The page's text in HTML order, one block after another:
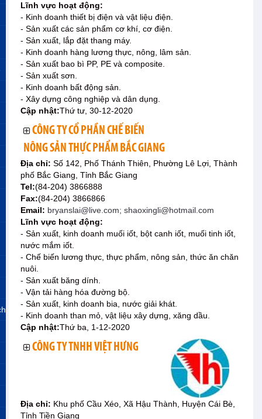
Lĩnh vực hoạt động:
- Kinh doanh thiết bị điện và vật liệu điện.
- Sản xuất các sản phẩm cơ khí, cơ điện.
- Sản xuất, lắp đặt thang máy.
- Kinh doanh hàng lương thực, nông, lâm sản.
- Sản xuất bao bì PP, PE và composite.
- Sản xuất sơn.
- Kinh doanh bất động sản.
- Xây dựng công nghiệp và dân dụng.
Cập nhật:Thứ tư, 30-12-2020
CÔNG TY CỔ PHẦN CHẾ BIẾN
NÔNG SẢN THỰC PHẨM BẮC GIANG
Địa chỉ: Số 142, Phố Thánh Thiên, Phường Lê Lợi, Thành
phố Bắc Giang, Tỉnh Bắc Giang
Tel:(84-204) 3866888
Fax:(84-204) 3866866
Email: bryanslai@live.com; shaoxingli@hotmail.com
Lĩnh vực hoạt động:
- Sản xuất, kinh doanh muối iốt, bột canh iốt, muối tinh iốt,
nước mắm iốt.
- Chế biến lương thực, thực phẩm, nông sản, thức ăn chăn
nuôi.
- Sản xuất băng dính.
- Vận tải hàng hóa đường bộ.
- Sản xuất, kinh doanh bia, nước giải khát.
- Kinh doanh than mỏ, vật liệu xây dựng, xăng dầu.
Cập nhật:Thứ ba, 1-12-2020
CÔNG TY TNHH VIỆT HƯNG
Địa chỉ: Khu phố Cầu Xéo, Xã Hậu Thành, Huyện Cái Bè,
Tỉnh Tiền Giang